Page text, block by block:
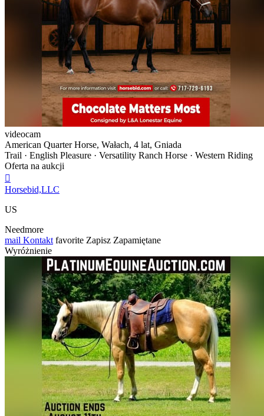
videocam
American Quarter Horse, Wałach, 4 lat, Gniada
Trail · English Pleasure · Versatility Ranch Horse · Western Riding
Oferta na aukcji

Horsebid,LLC
US
Needmore
mail Kontakt favorite Zapisz Zapamiętane
Wyróżnienie